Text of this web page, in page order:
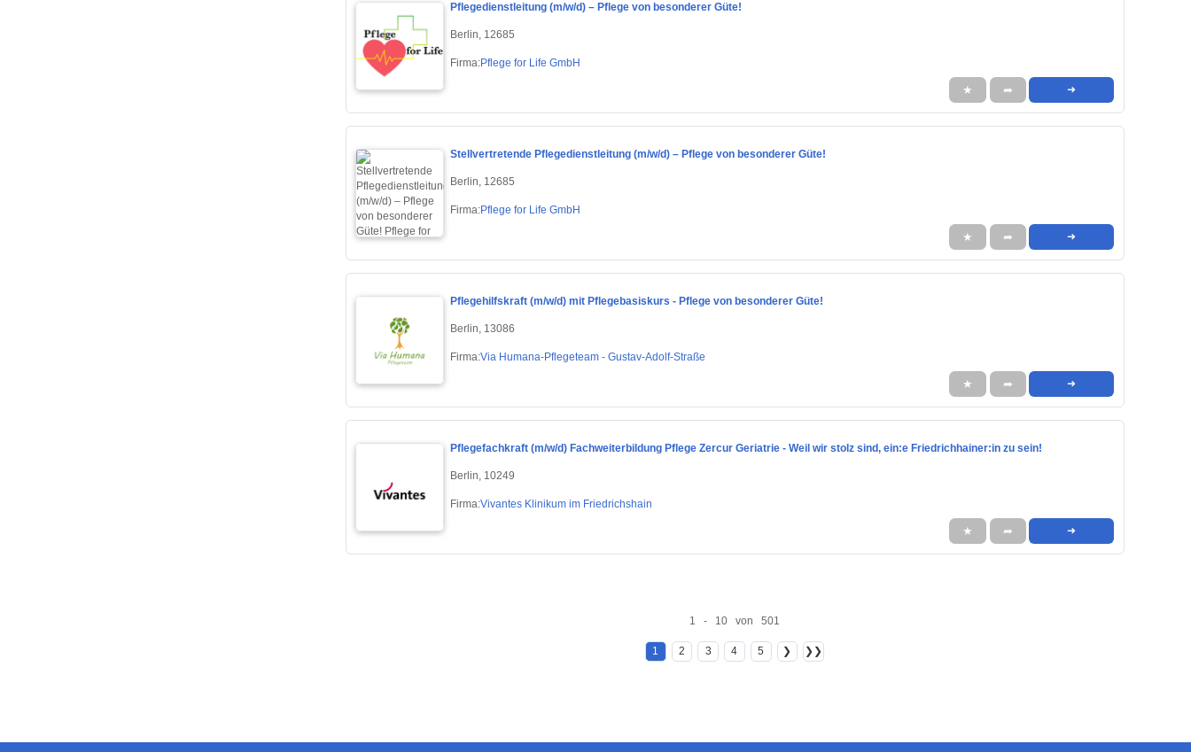
Pflegedienstleitung (m/w/d) – Pflege von besonderer Güte!
Berlin, 12685
Firma:Pflege for Life GmbH
★ ➦ ➜
Stellvertretende Pflegedienstleitung (m/w/d) – Pflege von besonderer Güte!
Berlin, 12685
Firma:Pflege for Life GmbH
★ ➦ ➜
Pflegehilfskraft (m/w/d) mit Pflegebasiskurs - Pflege von besonderer Güte!
Berlin, 13086
Firma:Via Humana-Pflegeteam - Gustav-Adolf-Straße
★ ➦ ➜
Pflegefachkraft (m/w/d) Fachweiterbildung Pflege Zercur Geriatrie - Weil wir stolz sind, ein:e Friedrichhainer:in zu sein!
Berlin, 10249
Firma:Vivantes Klinikum im Friedrichshain
★ ➦ ➜
1 - 10 von 501
1 2 3 4 5 ❯ ❯❯